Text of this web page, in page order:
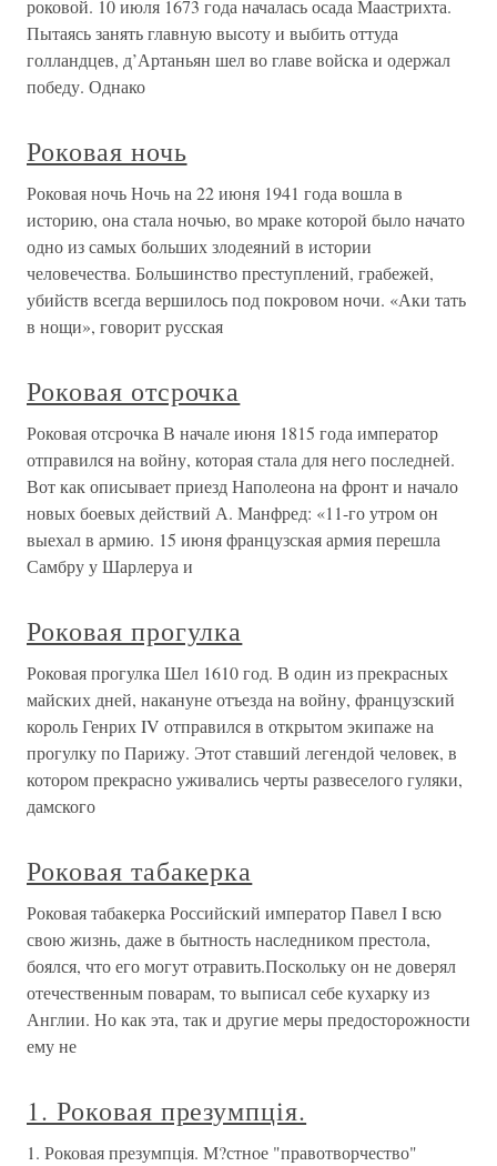
роковой. 10 июля 1673 года началась осада Маастрихта.
Пытаясь занять главную высоту и выбить оттуда
голландцев, д’Артаньян шел во главе войска и одержал
победу. Однако
Роковая ночь
Роковая ночь Ночь на 22 июня 1941 года вошла в
историю, она стала ночью, во мраке которой было начато
одно из самых больших злодеяний в истории
человечества. Большинство преступлений, грабежей,
убийств всегда вершилось под покровом ночи. «Аки тать
в нощи», говорит русская
Роковая отсрочка
Роковая отсрочка В начале июня 1815 года император
отправился на войну, которая стала для него последней.
Вот как описывает приезд Наполеона на фронт и начало
новых боевых действий А. Манфред: «11-го утром он
выехал в армию. 15 июня французская армия перешла
Самбру у Шарлеруа и
Роковая прогулка
Роковая прогулка Шел 1610 год. В один из прекрасных
майских дней, накануне отъезда на войну, французский
король Генрих IV отправился в открытом экипаже на
прогулку по Парижу. Этот ставший легендой человек, в
котором прекрасно уживались черты развеселого гуляки,
дамского
Роковая табакерка
Роковая табакерка Российский император Павел I всю
свою жизнь, даже в бытность наследником престола,
боялся, что его могут отравить.Поскольку он не доверял
отечественным поварам, то выписал себе кухарку из
Англии. Но как эта, так и другие меры предосторожности
ему не
1. Роковая презумпція.
1. Роковая презумпція. М?стное "правотворчество"